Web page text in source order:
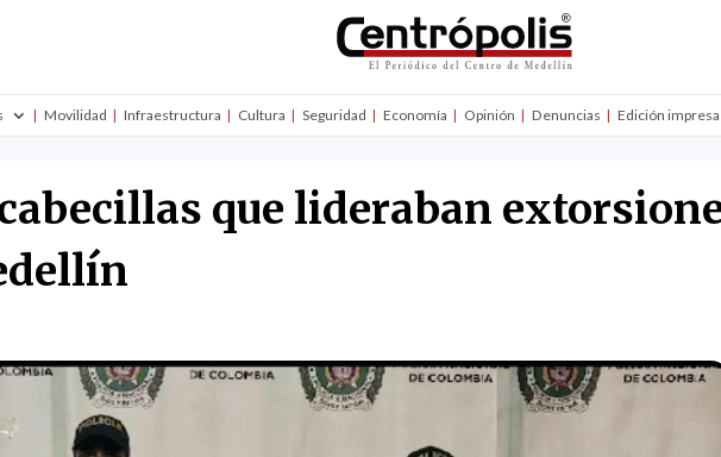
Movilidad Infraestructura Cultura Seguridad Economía Opinión Denuncias Edición impresa
que lideraban